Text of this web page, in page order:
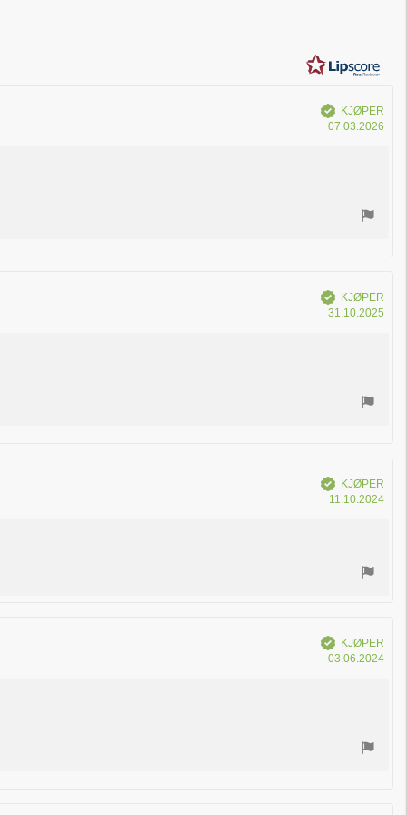
Verifisert
KJØPER
07.03.2026
Verifisert
KJØPER
31.10.2025
Verifisert
KJØPER
11.10.2024
Verifisert
KJØPER
03.06.2024